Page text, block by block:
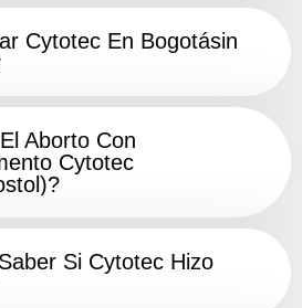
Cytotec En Bogotásin
Aborto Con
Cytotec
Si Cytotec Hizo